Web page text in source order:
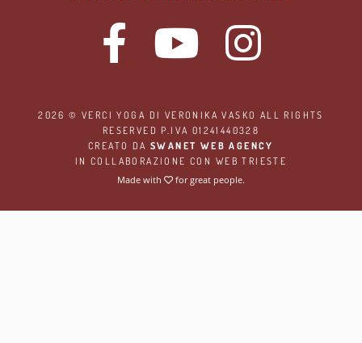
2026 ©VERCI YOGA DI VERONIKA VASKO ALL RIGHTS
RESERVED P.IVA 01241440328
CREATO DASWANET WEB AGENCY
IN COLLABORAZIONE CON WEB TRIESTE
Made with
for great people.